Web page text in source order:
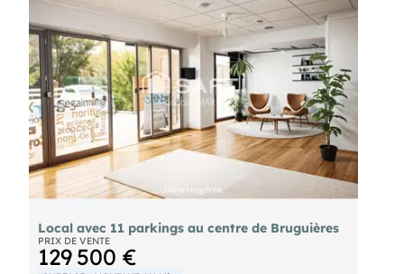
Local avec 11 parkings au centre de Bruguières
PRIX DE VENTE
129 500 €